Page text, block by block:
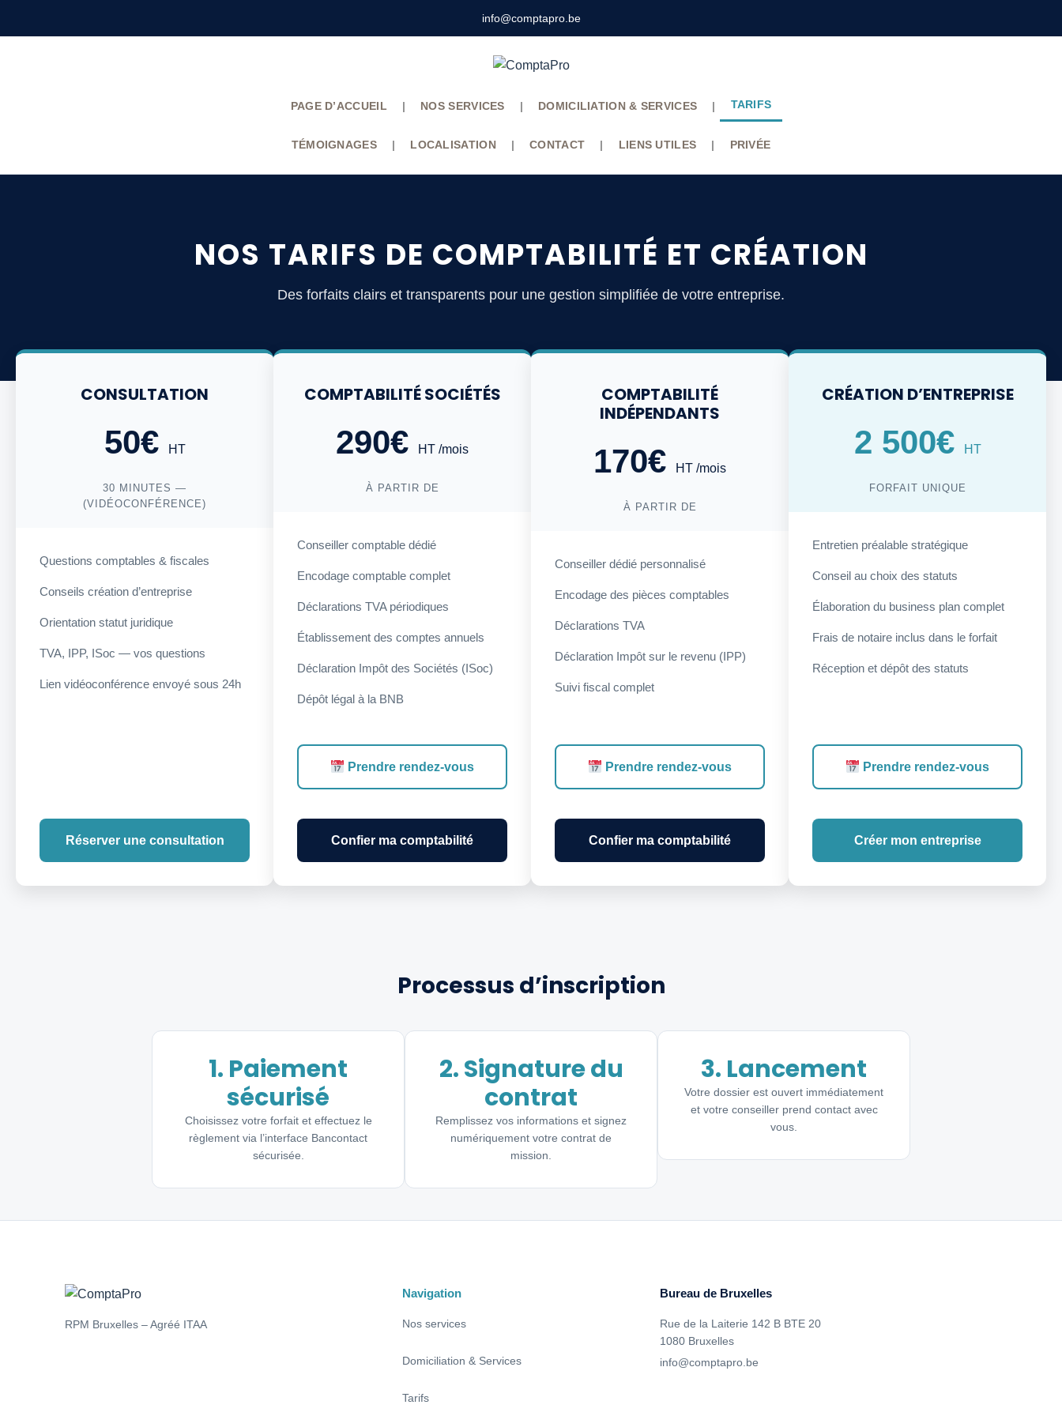
info@comptapro.be
PAGE D’ACCUEIL | NOS SERVICES | DOMICILIATION & SERVICES | TARIFS
TÉMOIGNAGES | LOCALISATION | CONTACT | LIENS UTILES | PRIVÉE
NOS TARIFS DE COMPTABILITÉ ET CRÉATION
Des forfaits clairs et transparents pour une gestion simplifiée de votre entreprise.
CONSULTATION
50€ HT
30 MINUTES —
(VIDÉOCONFÉRENCE)
Questions comptables & fiscales
Conseils création d’entreprise
Orientation statut juridique
TVA, IPP, ISoc — vos questions
Lien vidéoconférence envoyé sous 24h
Réserver une consultation
COMPTABILITÉ SOCIÉTÉS
290€ HT /mois
À PARTIR DE
Conseiller comptable dédié
Encodage comptable complet
Déclarations TVA périodiques
Établissement des comptes annuels
Déclaration Impôt des Sociétés (ISoc)
Dépôt légal à la BNB
Prendre rendez-vous
Confier ma comptabilité
COMPTABILITÉ
INDÉPENDANTS
170€ HT /mois
À PARTIR DE
Conseiller dédié personnalisé
Encodage des pièces comptables
Déclarations TVA
Déclaration Impôt sur le revenu (IPP)
Suivi fiscal complet
Prendre rendez-vous
Confier ma comptabilité
CRÉATION D’ENTREPRISE
2 500€ HT
FORFAIT UNIQUE
Entretien préalable stratégique
Conseil au choix des statuts
Élaboration du business plan complet
Frais de notaire inclus dans le forfait
Réception et dépôt des statuts
Prendre rendez-vous
Créer mon entreprise
Processus d’inscription
1. Paiement
sécurisé
Choisissez votre forfait et effectuez le
règlement via l’interface Bancontact
sécurisée.
2. Signature du
contrat
Remplissez vos informations et signez
numériquement votre contrat de
mission.
3. Lancement
Votre dossier est ouvert immédiatement
et votre conseiller prend contact avec
vous.
RPM Bruxelles – Agréé ITAA
Navigation
Nos services
Domiciliation & Services
Tarifs
Bureau de Bruxelles
Rue de la Laiterie 142 B BTE 20
1080 Bruxelles
info@comptapro.be